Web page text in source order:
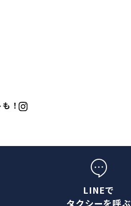
も！
LINEで
タクシーを呼ぶ